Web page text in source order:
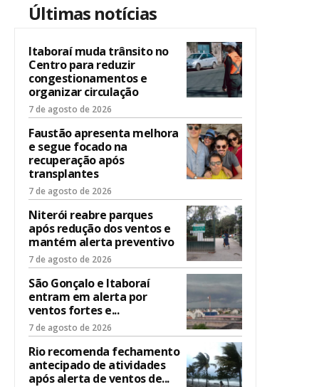
Últimas notícias
Itaboraí muda trânsito no
Centro para reduzir
congestionamentos e
organizar circulação
7 de agosto de 2026
Faustão apresenta melhora
e segue focado na
recuperação após
transplantes
7 de agosto de 2026
Niterói reabre parques
após redução dos ventos e
mantém alerta preventivo
7 de agosto de 2026
São Gonçalo e Itaboraí
entram em alerta por
ventos fortes e...
7 de agosto de 2026
Rio recomenda fechamento
antecipado de atividades
após alerta de ventos de...